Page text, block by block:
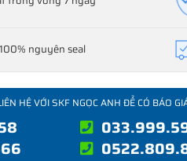
nguyên seal
HỆ VỚI SKF NGỌC ANH ĐỂ CÓ BÁO